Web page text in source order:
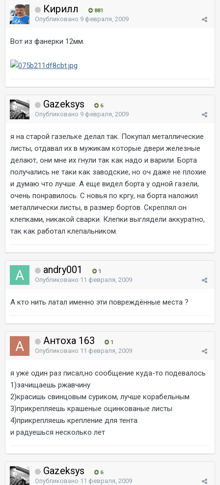
Кирилл 881
Опубликовано 9 февраля, 2009
Вот из фанерки 12мм.
Gazeksys 6
Опубликовано 9 февраля, 2009
я на старой газельке делал так. Покупал металлические
листы, отдавал их в мужикам которые двери железные
делают, они мне их гнули так как надо и варили. Борта
получались не таки как заводские, но оч даже не плохие
и думаю что лучше. А еще видел борта у одной газели,
очень понравилось. С новья по кргу, на борта наложил
металлически листы, в размер бортов. Скреплял он
клепками, никакой сварки. Клепки выглядели аккуратно,
так как работал клепальником.
andry001 1
Опубликовано 11 февраля, 2009
А кто нить латал именно эти повреждённые места ?
Антоха 163 1
Опубликовано 11 февраля, 2009
я уже один раз писал,но сообщение куда-то подевалось
1)зачищаешь ржавчину
2)красишь свинцовым суриком, лучше корабельным
3)прикрепляешь крашеные оцинкованые листы
4)прикрепляешь крепление для тента
и радуешься несколько лет
Gazeksys 6
Опубликовано 11 февраля, 2009